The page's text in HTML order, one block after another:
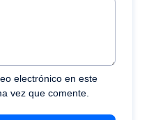
electrónico en este
vez que comente.